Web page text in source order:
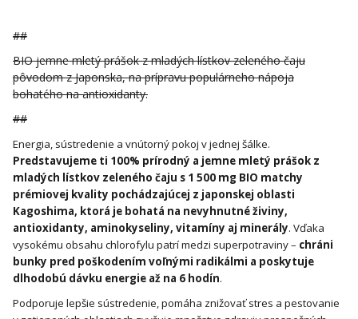
##
BIO jemne mletý prášok z mladých lístkov zeleného čaju
pôvodom z Japonska, na prípravu populárneho nápoja
bohatého na antioxidanty.
##
Energia, sústredenie a vnútorný pokoj v jednej šálke.
Predstavujeme ti 100% prírodný a jemne mletý prášok z
mladých lístkov zeleného čaju s 1 500 mg BIO matchy
prémiovej kvality pochádzajúcej z japonskej oblasti
Kagoshima, ktorá je bohatá na nevyhnutné živiny,
antioxidanty, aminokyseliny, vitamíny aj minerály. Vďaka
vysokému obsahu chlorofylu patrí medzi superpotraviny – chráni
bunky pred poškodením voľnými radikálmi a poskytuje
dlhodobú dávku energie až na 6 hodín.
Podporuje lepšie sústredenie, pomáha znižovať stres a pestovanie